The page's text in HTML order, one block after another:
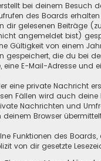
bei deinem
des Boards
dir gelesenen Beiträge
angemeldet bist)
von einem
gespeichert, die du bei
eine E-Mail-Adresse
eine private Nachricht
Fällen wird auch
Nachrichten und
deinem Browser
Funktionen des
von dir gesetzte